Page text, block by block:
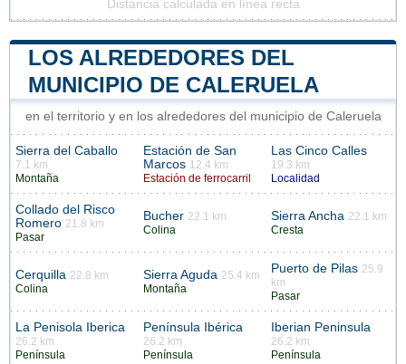
Distancia calculada en línea recta
LOS ALREDEDORES DEL
MUNICIPIO DE CALERUELA
en el territorio y en los alrededores del municipio de Caleruela
Sierra del Caballo
7.1 km
Montaña
Estación de San
Marcos 12.4 km
Estación de ferrocarril
Las Cinco Calles
19.3 km
Localidad
Collado del Risco
Romero 21.8 km
Pasar
Bucher 22.1 km
Colina
Sierra Ancha 22.1 km
Cresta
Cerquilla 22.8 km
Colina
Sierra Aguda 25.4 km
Montaña
Puerto de Pilas 25.9
km
Pasar
La Penisola Iberica
26.2 km
Península
Península Ibérica
26.2 km
Península
Iberian Peninsula
26.2 km
Península